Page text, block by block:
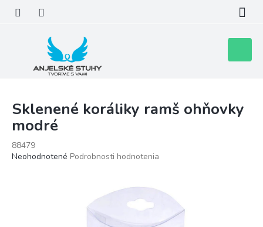
obsah
košík
Sklenené koráliky ramš ohňovky
modré
88479
Priemerné
Neohodnotené Podrobnosti hodnotenia